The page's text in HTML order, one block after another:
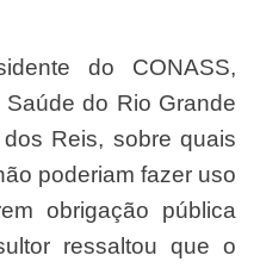
do Rio Grande
Reis, sobre quais
poderiam fazer uso
obrigação pública
ressaltou que o